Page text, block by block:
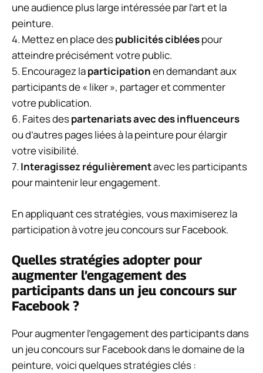
une audience plus large intéressée par l’art et la
peinture.
4. Mettez en place despublicités cibléespour
atteindre précisément votre public.
5. Encouragez laparticipationen demandant aux
participants de « liker », partager et commenter
votre publication.
6. Faites despartenariats avec des influenceurs
ou d’autres pages liées à la peinture pour élargir
votre visibilité.
7. Interagissez régulièrementavec les participants
pour maintenir leur engagement.
En appliquant ces stratégies, vous maximiserez la
participation à votre jeu concours sur Facebook.
Quelles stratégies adopter pour
augmenter l’engagement des
participants dans un jeu concours sur
Facebook ?
Pour augmenter l’engagement des participants dans
un jeu concours sur Facebook dans le domaine de la
peinture, voici quelques stratégies clés :